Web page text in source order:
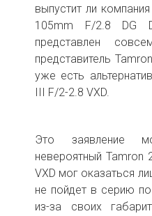
выпустит ли
105mm F/2.8 DG
представлен
представитель
уже есть
III F/2-2.8 VXD.
Это заявление
невероятный Tamron
VXD мог оказаться
не пойдет в серию
из-за своих